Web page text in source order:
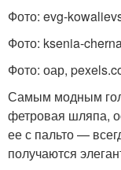
Фото: evg-
Фото: ksenia-
Фото: оар,
Самым модным
фетровая шляпа,
ее с пальто —
получаются